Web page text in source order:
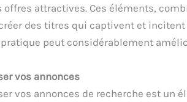
offres attractives. Ces éléments,
des titres qui captivent et
pratique peut considérablement
vos annonces
vos annonces de recherche est un